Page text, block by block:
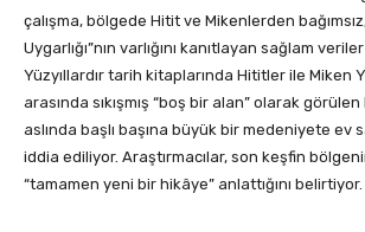
çalışma, bölgede Hitit ve Mikenlerden
Uygarlığı”nın varlığını kanıtlayan sağlam
Yüzyıllardır tarih kitaplarında Hititler ile Miken
arasında sıkışmış “boş bir alan” olarak
aslında başlı başına büyük bir medeniyete ev
iddia ediliyor. Araştırmacılar, son keşfin
“tamamen yeni bir hikâye” anlattığını belirtiyor.